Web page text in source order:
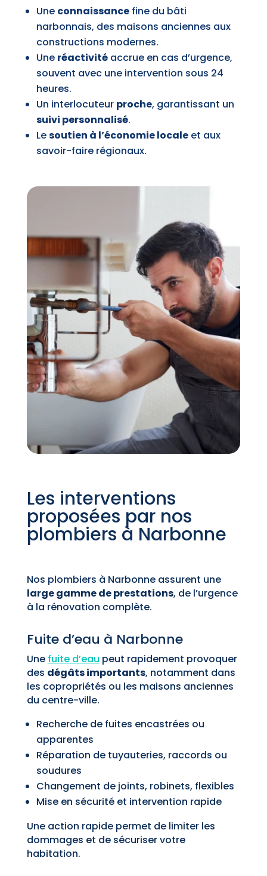
Une connaissancefine du bâti
narbonnais, des maisons anciennes aux
constructions modernes.
Une réactivitéaccrue en cas d’urgence,
souvent avec une intervention sous 24
heures.
Un interlocuteur proche, garantissant un
suivi personnalisé.
Lesoutien à l’économie localeet aux
savoir-faire régionaux.
Les interventions
proposées par nos
plombiers à Narbonne
Nos plombiers à Narbonne assurent une
large gamme de prestations, de l’urgence
à la rénovation complète.
Fuite d’eau à Narbonne
Une fuite d’eau peut rapidement provoquer
des dégâts importants, notamment dans
les copropriétés ou les maisons anciennes
du centre-ville.
Recherche de fuites encastrées ou
apparentes
Réparation de tuyauteries, raccords ou
soudures
Changement de joints, robinets, flexibles
Mise en sécurité et intervention rapide
Une action rapide permet de limiter les
dommages et de sécuriser votre
habitation.